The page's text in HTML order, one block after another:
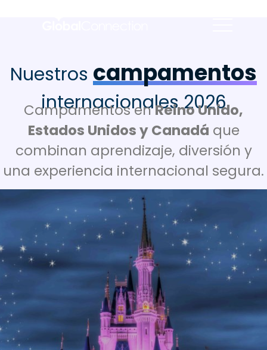
Nuestros campamentos
internacionales 2026​
Campamentos enReino Unido,
Estados Unidos y Canadá que
combinan aprendizaje, diversión y
una experiencia internacional segura.